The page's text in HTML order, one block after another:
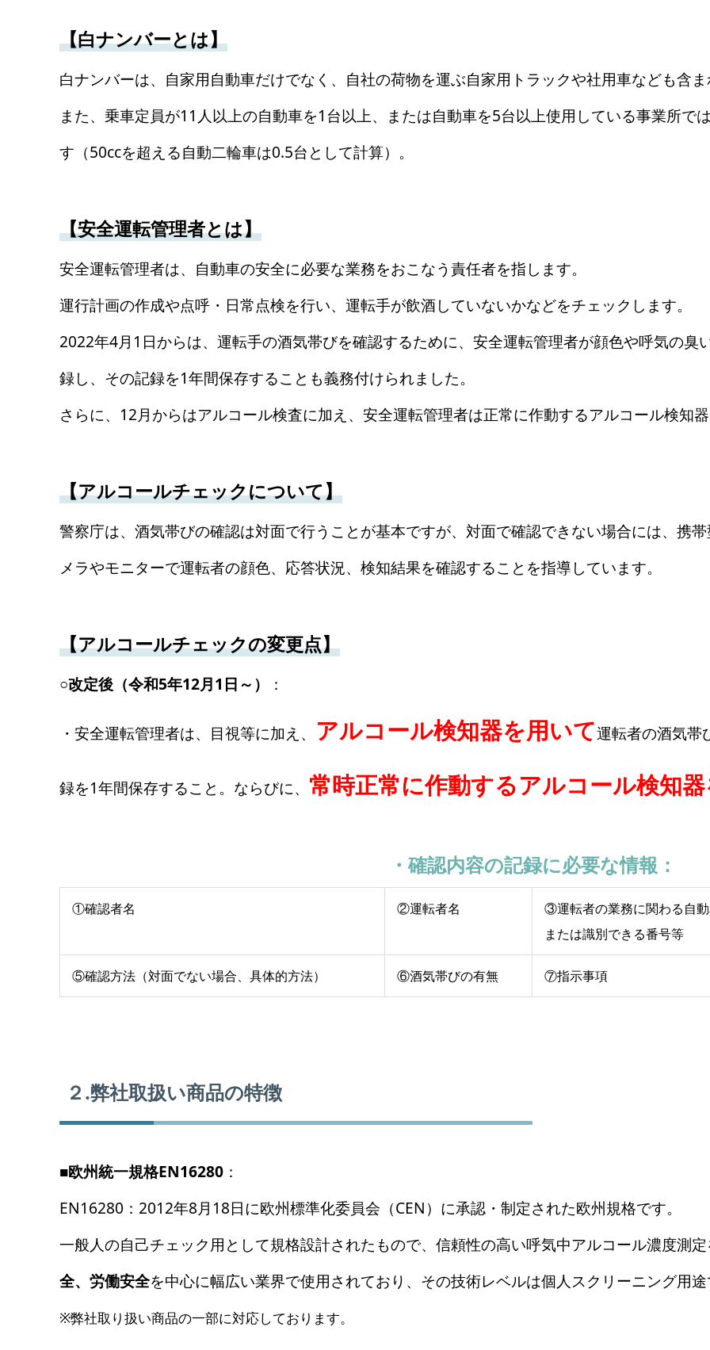
【白ナンバーとは】
白ナンバーは、自家用自動車だけでなく、自社の荷物を運ぶ自家用トラックや社用車なども含
また、乗車定員が11人以上の自動車を1台以上、または自動車を5台以上使用している事業所で
す（50ccを超える自動二輪車は0.5台として計算）。
【安全運転管理者とは】
安全運転管理者は、自動車の安全に必要な業務をおこなう責任者を指します。
運行計画の作成や点呼・日常点検を行い、運転手が飲酒していないかなどをチェックします。
2022年4月1日からは、運転手の酒気帯びを確認するために、安全運転管理者が顔色や呼気の臭
録し、その記録を1年間保存することも義務付けられました。
さらに、12月からはアルコール検査に加え、安全運転管理者は正常に作動するアルコール検知
【アルコールチェックについて】
警察庁は、酒気帯びの確認は対面で行うことが基本ですが、対面で確認できない場合には、携
メラやモニターで運転者の顔色、応答状況、検知結果を確認することを指導しています。
【アルコールチェックの変更点】
○改定後（令和5年12月1日～） ：
・安全運転管理者は、目視等に加え、 アルコール検知器を用いて運転者の酒気帯
録を1年間保存すること。ならびに、 常時正常に作動するアルコール検知
・確認内容の記録に必要な情報：
①確認者名 ②運転者名
③運転者の業務に関わる自
または識別できる番号等
⑤確認方法（対面でない場合、具体的方法） ⑥酒気帯びの有無 ⑦指示事項
２.弊社取扱い商品の特徴
■欧州統一規格EN16280：
EN16280：2012年8月18日に欧州標準化委員会（CEN）に承認・制定された欧州規格です。
一般人の自己チェック用として規格設計されたもので、信頼性の高い呼気中アルコール濃度測
全、労働安全を中心に幅広い業界で使用されており、その技術レベルは個人スクリーニング用
※弊社取り扱い商品の一部に対応しております。